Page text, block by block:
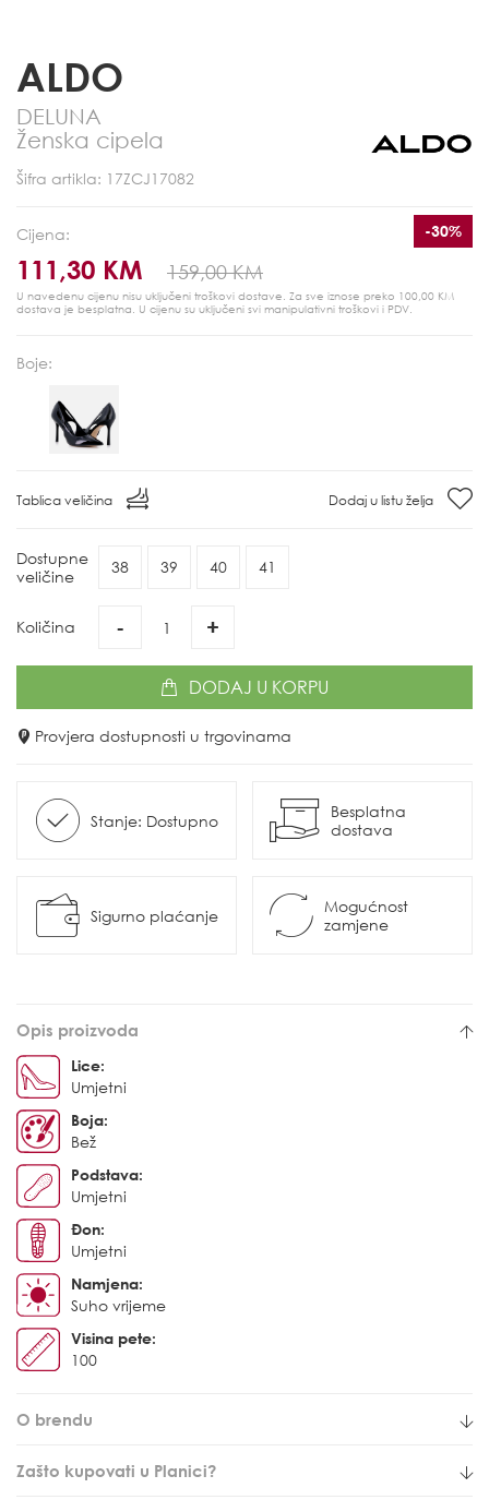
ALDO
DELUNA
Ženska cipela
Šifra artikla: 17ZCJ17082
Cijena:
111,30 KM 159,00 KM
-30%
U navedenu cijenu nisu uključeni troškovi dostave. Za sve iznose preko 100,00 KM
dostava je besplatna. U cijenu su uključeni svi manipulativni troškovi i PDV.
Boje:
Tablica veličina Dodaj u listu želja
Dostupne
veličine
38 39 40 41
Količina - +
DODAJ U KORPU
Provjera dostupnosti u trgovinama
Stanje: Dostupno
Besplatna
dostava
Sigurno plaćanje
Mogućnost
zamjene
Opis proizvoda
Lice:
Umjetni
Boja:
Bež
Podstava:
Umjetni
Đon:
Umjetni
Namjena:
Suho vrijeme
Visina pete:
100
O brendu
Zašto kupovati u Planici?